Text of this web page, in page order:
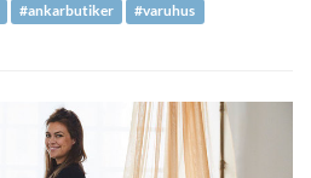
#ankarbutiker #varuhus